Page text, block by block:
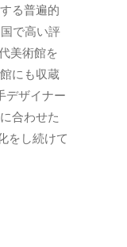
る普遍的
で高い評
美術館を
にも収蔵
デザイナー
合わせた
をし続けて